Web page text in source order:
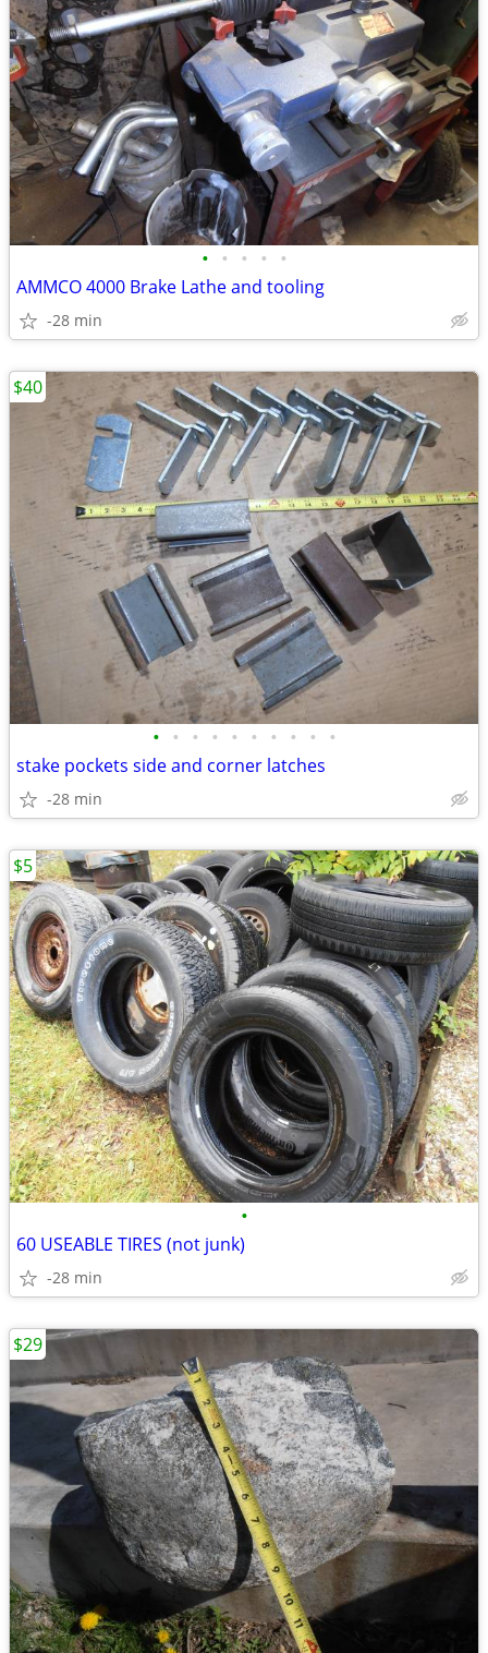
• • • • •
AMMCO 4000 Brake Lathe and tooling
-28 min
• • • • • • • • • •
stake pockets side and corner latches
-28 min
$40
•
60 USEABLE TIRES (not junk)
-28 min
$5
$29